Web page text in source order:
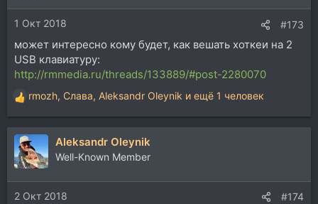
1 Окт 2018 #173
может интересно кому будет, как вешать хоткеи на 2
USB клавиатуру:
http://rmmedia.ru/threads/133889/#post-2280070
Р
е
а
к
ц
и
и
:
rmozh, Слава, Aleksandr Oleynik и ещё 1 человек
Aleksandr Oleynik
Well-Known Member
2 Окт 2018 #174